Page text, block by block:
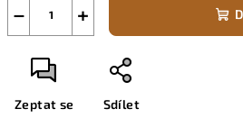
+
−
Zeptat se Sdílet